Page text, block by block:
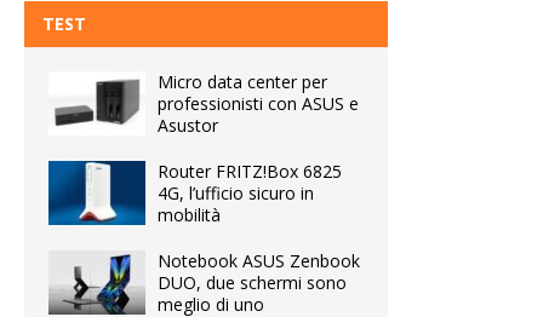
TEST
Micro data center per
professionisti con ASUS e
Asustor
Router FRITZ!Box 6825
4G, l’ufficio sicuro in
mobilità
Notebook ASUS Zenbook
DUO, due schermi sono
meglio di uno